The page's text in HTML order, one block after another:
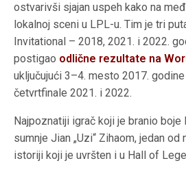
ostvarivši sjajan uspeh kako na
lokalnoj sceni u LPL-u. Tim je tri
Invitational – 2018, 2021. i 2022.
postigao odlične rezultate na
uključujući 3–4. mesto 2017.
četvrtfinale 2021. i 2022.
Najpoznatiji igrač koji je branio boje
sumnje Jian „Uzi“ Zihaom, jedan od
istoriji koji je uvršten i u Hall of